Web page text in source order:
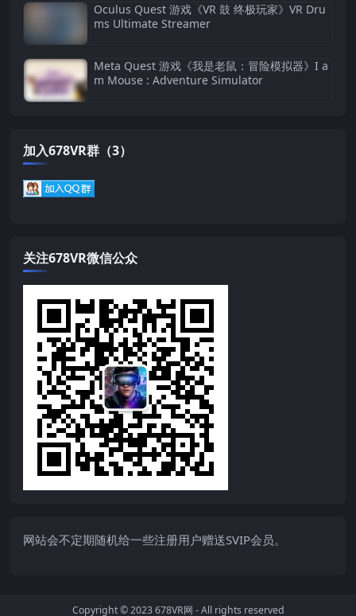
Oculus Quest 游戏《VR 鼓 终极玩家》VR Dru
ms Ultimate Streamer
Meta Quest 游戏《我是老鼠：冒险模拟器》I a
m Mouse : Adventure Simulator
加入678VR群（3）
关注678VR微信公众
网站会不定期随机给一些注册用户赠送SVIP会员。
Copyright © 2023678VR网 - All rights reserved